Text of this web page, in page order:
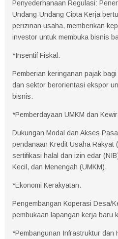
Penyederhanaan Regulasi:
Undang-Undang Cipta Kerja
perizinan usaha, memberikan
investor untuk membuka bisnis
*Insentif Fiskal.
Pemberian keringanan pajak
dan sektor berorientasi ekspor
bisnis.
*Pemberdayaan UMKM dan
Dukungan Modal dan Akses
pendanaan Kredit Usaha Rakyat
sertifikasi halal dan izin edar
Kecil, dan Menengah (UMKM).
*Ekonomi Kerakyatan.
Pengembangan Koperasi Desa/
pembukaan lapangan kerja baru
*Pembangunan Infrastruktur dan